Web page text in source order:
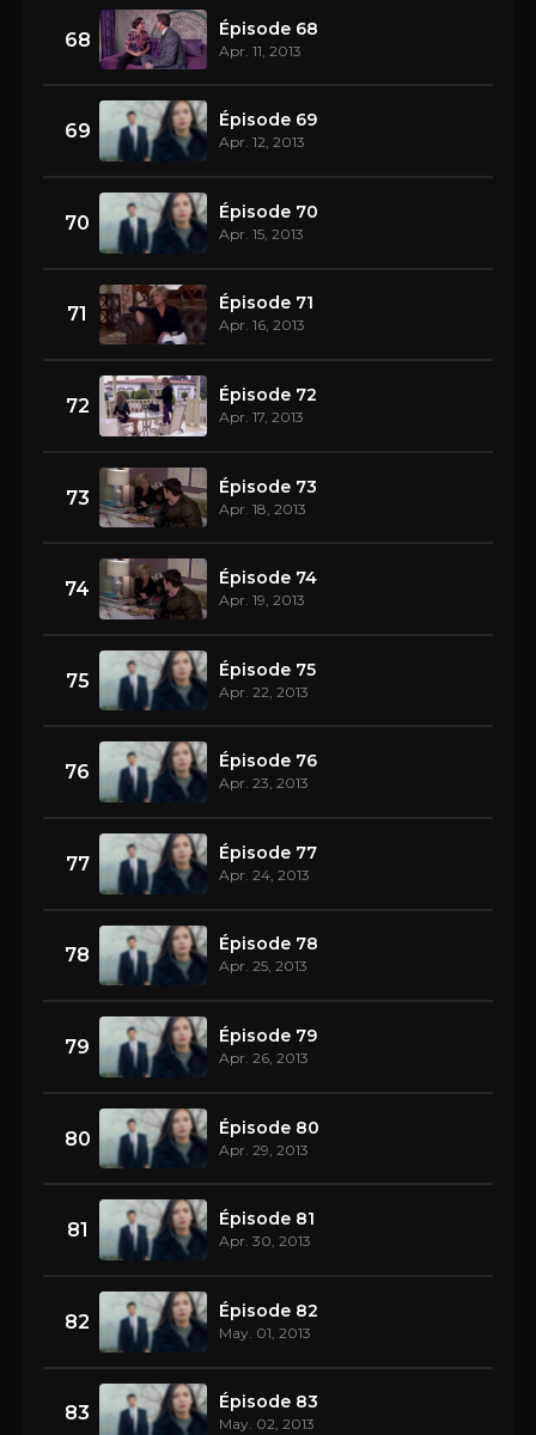
68 Épisode 68
Apr. 11, 2013
69 Épisode 69
Apr. 12, 2013
70 Épisode 70
Apr. 15, 2013
71 Épisode 71
Apr. 16, 2013
72 Épisode 72
Apr. 17, 2013
73 Épisode 73
Apr. 18, 2013
74 Épisode 74
Apr. 19, 2013
75 Épisode 75
Apr. 22, 2013
76 Épisode 76
Apr. 23, 2013
77 Épisode 77
Apr. 24, 2013
78 Épisode 78
Apr. 25, 2013
79 Épisode 79
Apr. 26, 2013
80 Épisode 80
Apr. 29, 2013
81 Épisode 81
Apr. 30, 2013
82 Épisode 82
May. 01, 2013
83 Épisode 83
May. 02, 2013